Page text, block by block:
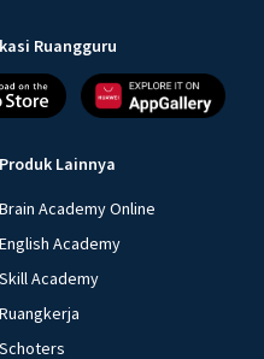
Ruangguru
Produk Lainnya
Brain Academy Online
English Academy
Skill Academy
Ruangkerja
Schoters